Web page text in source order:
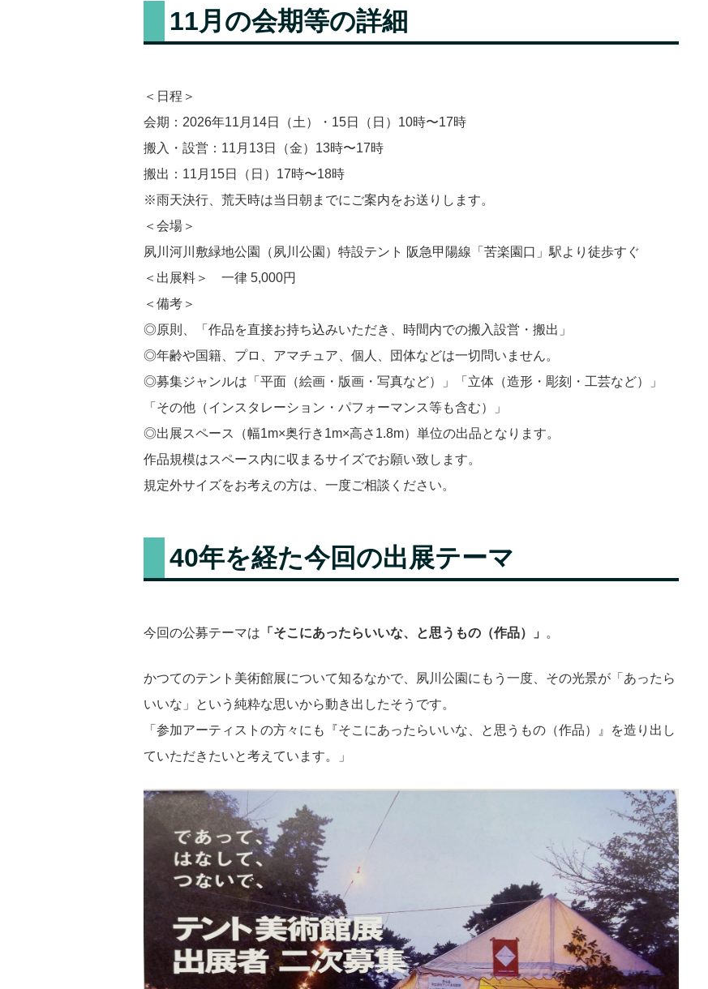
11月の会期等の詳細
＜日程＞
会期：2026年11月14日（土）・15日（日）10時〜17時
搬入・設営：11月13日（金）13時〜17時
搬出：11月15日（日）17時〜18時
※雨天決行、荒天時は当日朝までにご案内をお送りします。
＜会場＞
夙川河川敷緑地公園（夙川公園）特設テント 阪急甲陽線「苦楽園口」駅より徒歩すぐ
＜出展料＞ 一律 5,000円
＜備考＞
◎原則、「作品を直接お持ち込みいただき、時間内での搬入設営・搬出」
◎年齢や国籍、プロ、アマチュア、個人、団体などは一切問いません。
◎募集ジャンルは「平面（絵画・版画・写真など）」「立体（造形・彫刻・工芸など）」
「その他（インスタレーション・パフォーマンス等も含む）」
◎出展スペース（幅1m×奥行き1m×高さ1.8m）単位の出品となります。
作品規模はスペース内に収まるサイズでお願い致します。
規定外サイズをお考えの方は、一度ご相談ください。
40年を経た今回の出展テーマ
今回の公募テーマは 「そこにあったらいいな、と思うもの（作品）」 。
かつてのテント美術館展について知るなかで、夙川公園にもう一度、その光景が「あったら
いいな」という純粋な思いから動き出したそうです。
「参加アーティストの方々にも『そこにあったらいいな、と思うもの（作品）』を造り出し
ていただきたいと考えています。」